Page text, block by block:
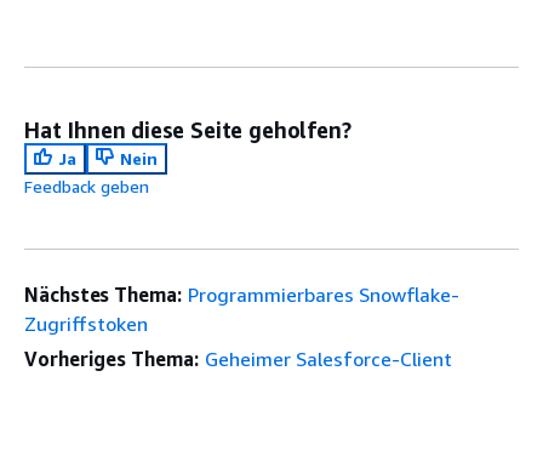
Hat Ihnen diese Seite geholfen?
Ja
Nein
Feedback geben
Nächstes Thema: Programmierbares Snowflake-
Zugriffstoken
Vorheriges Thema: Geheimer Salesforce-Client